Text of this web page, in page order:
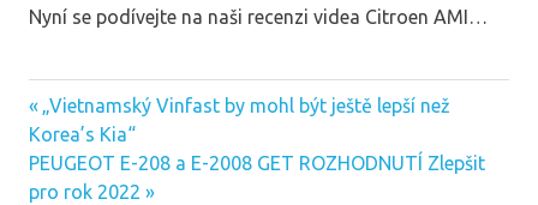
Nyní se podívejte na naši recenzi videa Citroen AMI…
Post
navigation
Previous
Post:
„Vietnamský Vinfast by mohl být ještě lepší než
Korea’s Kia“
Next
Post:
PEUGEOT E-208 a E-2008 GET ROZHODNUTÍ Zlepšit
pro rok 2022